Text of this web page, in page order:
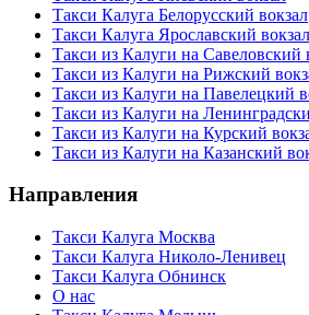
Такси Калуга Белорусский вокзал
Такси Калуга Ярославский вокзал
Такси из Калуги на Савеловский
Такси из Калуги на Рижский
Такси из Калуги на Павелецкий
Такси из Калуги на
Такси из Калуги на Курский
Такси из Калуги на Казанский
Направления
Такси Калуга Москва
Такси Калуга Николо-Ленивец
Такси Калуга Обнинск
О нас